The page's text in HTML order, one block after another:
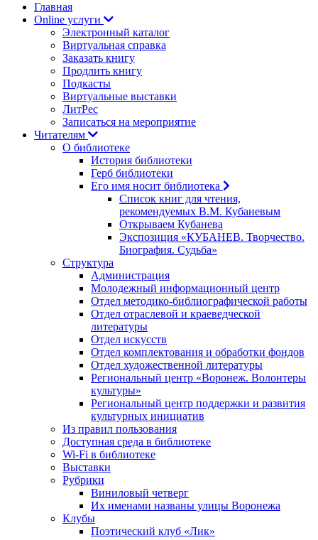
Главная
Online услуги
Электронный каталог
Виртуальная справка
Заказать книгу
Продлить книгу
Подкасты
Виртуальные выставки
ЛитРес
Записаться на мероприятие
Читателям
О библиотеке
История библиотеки
Герб библиотеки
Его имя носит библиотека
Список книг для чтения,
рекомендуемых В.М. Кубаневым
Открываем Кубанева
Экспозиция «КУБАНЕВ. Творчество.
Биография. Судьба»
Структура
Администрация
Молодежный информационный центр
Отдел методико-библиографической работы
Отдел отраслевой и краеведческой
литературы
Отдел искусств
Отдел комплектования и обработки фондов
Отдел художественной литературы
Региональный центр «Воронеж. Волонтеры
культуры»
Региональный центр поддержки и развития
культурных инициатив
Из правил пользования
Доступная среда в библиотеке
Wi-Fi в библиотеке
Выставки
Рубрики
Виниловый четверг
Их именами названы улицы Воронежа
Клубы
Поэтический клуб «Лик»